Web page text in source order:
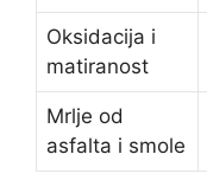
Oksidacija i
matiranost
Mrlje od
asfalta i smole